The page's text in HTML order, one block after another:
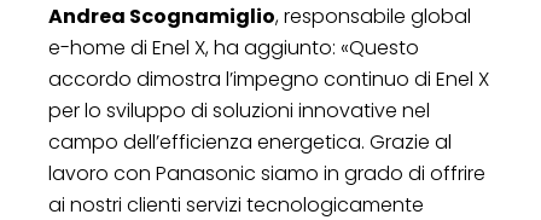
Andrea Scognamiglio, responsabile global
e-home di Enel X, ha aggiunto: «Questo
accordo dimostra l’impegno continuo di Enel X
per lo sviluppo di soluzioni innovative nel
campo dell’efficienza energetica. Grazie al
lavoro con Panasonic siamo in grado di offrire
ai nostri clienti servizi tecnologicamente